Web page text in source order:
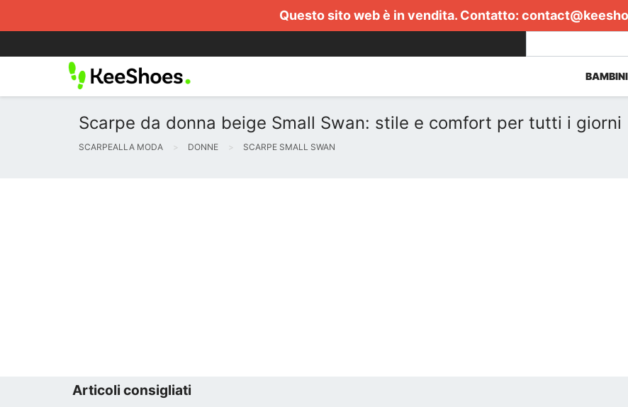
Questo sito web è in vendita. Contatto:
BAMBINI
Scarpe da donna beige Small Swan: stile e comfort per tutti i giorni
SCARPEALLA MODA DONNE SCARPE SMALL SWAN
Articoli consigliati